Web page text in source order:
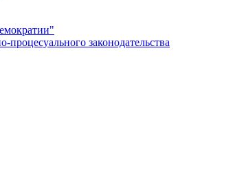
законодательства